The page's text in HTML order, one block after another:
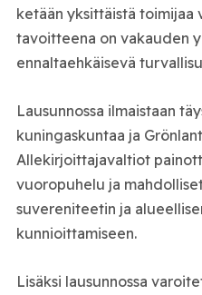
ketään yksittäistä toimijaa
tavoitteena on vakauden
ennaltaehkäisevä
Lausunnossa ilmaistaan
kuningaskuntaa ja
Allekirjoittajavaltiot
vuoropuhelu ja
suvereniteetin ja
kunnioittamiseen.
Lisäksi lausunnossa